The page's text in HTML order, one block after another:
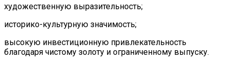
художественную выразительность;
историко-культурную значимость;
высокую инвестиционную привлекательность
благодаря чистому золоту и ограниченному выпуску.